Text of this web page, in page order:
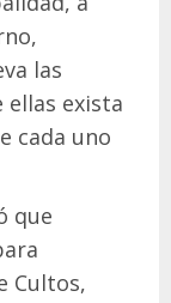
las
exista
cada uno
que
Cultos,